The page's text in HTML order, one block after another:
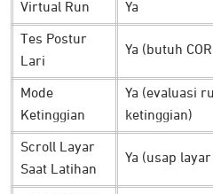
Saat pengguna bangun tidur,
detak jantung (HRV) secara
aktivitas di hari yang sama.
Sedang berada di ketinggian
Aktifkan Altitude Mode untuk
darah (SpO2). Khususnya
Virtual Run Ya
Tes Postur
Lari
Ya (butuh
Mode
Ketinggian
Ya (evaluasi
ketinggian)
Scroll Layar
Saat Latihan
Ya (usap